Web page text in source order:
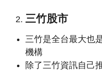
三竹股市
三竹是全台最大也
機構
除了三竹資訊自己